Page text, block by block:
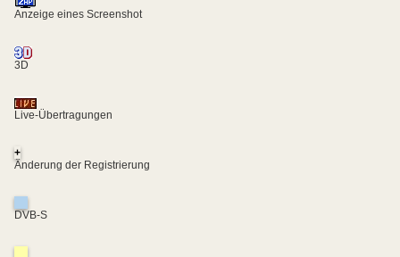
Anzeige eines Screenshot
3D
Live-Übertragungen
+
Änderung der Registrierung
DVB-S